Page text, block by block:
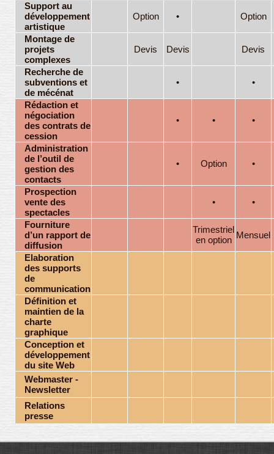
Support au
développement
artistique
Option • Option
Montage de
projets
complexes
Devis Devis Devis
Recherche de
subventions et
de mécénat
• •
Rédaction et
négociation
des contrats de
cession
• • •
Administration
de l’outil de
gestion des
contacts
• Option •
Prospection
vente des
spectacles
• •
Fourniture
d’un rapport de
diffusion
Trimestriel
en option Mensuel
Elaboration
des supports
de
communication
Définition et
maintien de la
charte
graphique
Conception et
développement
du site Web
Webmaster -
Newsletter
Relations
presse